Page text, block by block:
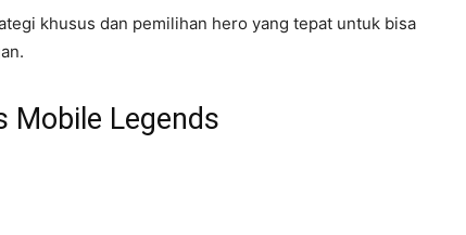
khusus dan pemilihan hero yang tepat untuk bisa
Mobile Legends